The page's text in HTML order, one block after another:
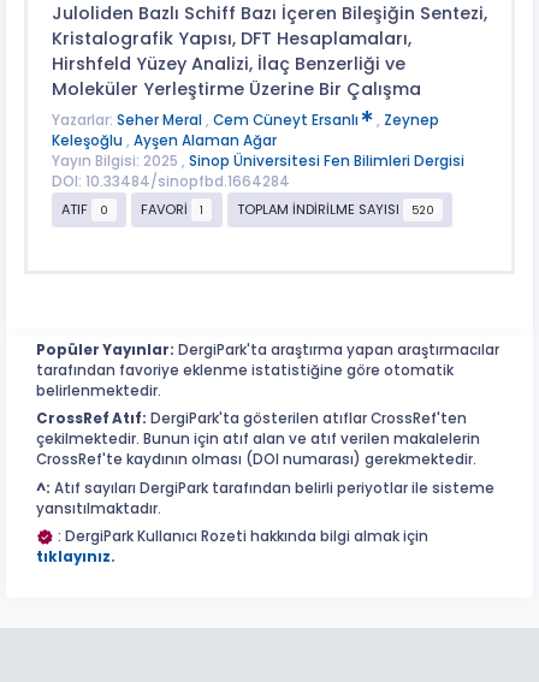
Juloliden Bazlı Schiff Bazı İçeren Bileşiğin Sentezi,
Kristalografik Yapısı, DFT Hesaplamaları,
Hirshfeld Yüzey Analizi, İlaç Benzerliği ve
Moleküler Yerleştirme Üzerine Bir Çalışma
Yazarlar: Seher Meral , Cem Cüneyt Ersanlı , Zeynep
Keleşoğlu , Ayşen Alaman Ağar
Yayın Bilgisi: 2025 , Sinop Üniversitesi Fen Bilimleri Dergisi
DOI: 10.33484/sinopfbd.1664284
ATIF
0 FAVORİ 1 TOPLAM İNDİRİLME SAYISI 520
Popüler Yayınlar: DergiPark'ta araştırma yapan araştırmacılar
tarafından favoriye eklenme istatistiğine göre otomatik
belirlenmektedir.
CrossRef Atıf: DergiPark'ta gösterilen atıflar CrossRef'ten
çekilmektedir. Bunun için atıf alan ve atıf verilen makalelerin
CrossRef'te kaydının olması (DOI numarası) gerekmektedir.
^: Atıf sayıları DergiPark tarafından belirli periyotlar ile sisteme
yansıtılmaktadır.
: DergiPark Kullanıcı Rozeti hakkında bilgi almak için
tıklayınız.